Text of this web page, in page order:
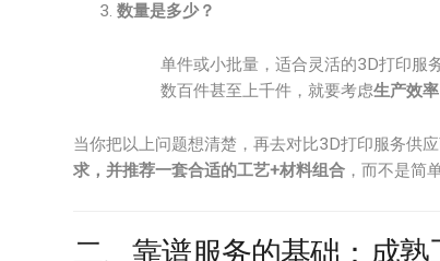
数量是多少？
单件或小批量，适合灵活的3D打印服
数百件甚至上千件，就要考虑生产效
当你把以上问题想清楚，再去对比3D打印服务供
求，并推荐一套合适的工艺+材料组合 ，而不是简
二、靠谱服务的基础：成